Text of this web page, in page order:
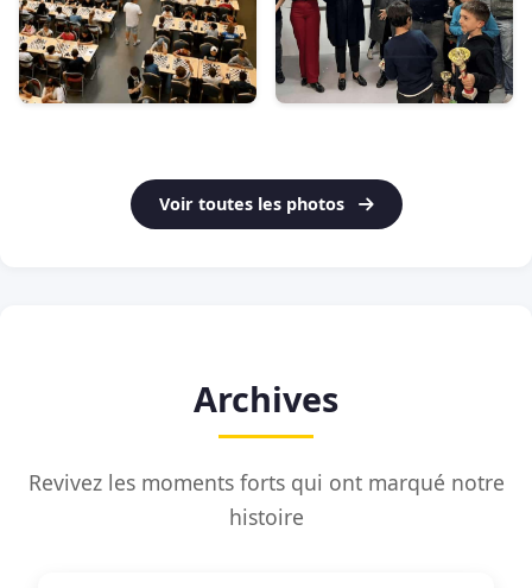
Voir toutes les photos
Archives
Revivez les moments forts qui ont marqué notre
histoire